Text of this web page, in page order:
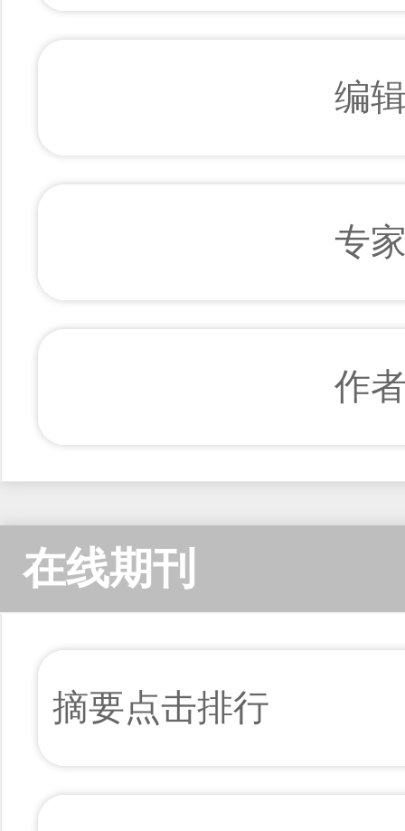
编
专
作
在线期刊
摘要点击排行